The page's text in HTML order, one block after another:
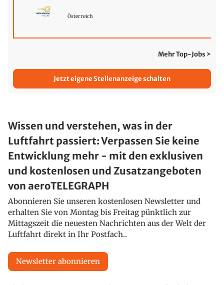
Österreich
Mehr Top-Jobs >
Jetzt eigene Stellenanzeige schalten
Wissen und verstehen, was in der
Luftfahrt passiert: Verpassen Sie keine
Entwicklung mehr - mit den exklusiven
und kostenlosen und Zusatzangeboten
von aeroTELEGRAPH
Abonnieren Sie unseren kostenlosen Newsletter und
erhalten Sie von Montag bis Freitag pünktlich zur
Mittagszeit die neuesten Nachrichten aus der Welt der
Luftfahrt direkt in Ihr Postfach..
Newsletter abonnieren